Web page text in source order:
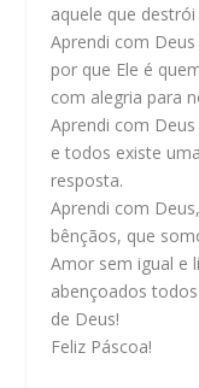
aquele que
Aprendi com
por que Ele é
com alegria para
Aprendi com
e todos existe uma
resposta.
Aprendi com
bênçãos, que
Amor sem igual e
abençoados
de Deus!
Feliz Páscoa!